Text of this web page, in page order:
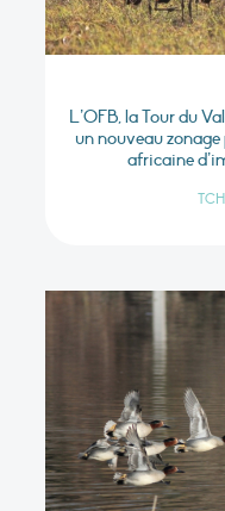
L’OFB, la Tour du
un nouveau
africaine